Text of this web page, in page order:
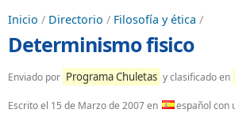
Inicio / Directorio / Filosofía y ética /
Determinismo fisico
Enviado por Programa Chuletas y clasificado en
Escrito el 15 de Marzo de 2007en español con